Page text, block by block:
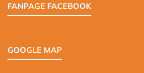
FANPAGE FACEBOOK
GOOGLE MAP